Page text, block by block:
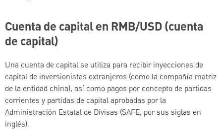
Cuenta de capital en RMB/USD (cuenta
de capital)
Una cuenta de capital se utiliza para recibir inyecciones de
capital de inversionistas extranjeros (como la compañía matriz
de la entidad china), así como pagos por concepto de partidas
corrientes y partidas de capital aprobadas por la
Administración Estatal de Divisas (SAFE, por sus siglas en
inglés).